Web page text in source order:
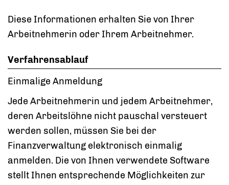
Diese Informationen erhalten Sie von Ihrer
Arbeitnehmerin oder Ihrem Arbeitnehmer.
Verfahrensablauf
Einmalige Anmeldung
Jede Arbeitnehmerin und jedem Arbeitnehmer,
deren Arbeitslöhne nicht pauschal versteuert
werden sollen, müssen Sie bei der
Finanzverwaltung elektronisch einmalig
anmelden. Die von Ihnen verwendete Software
stellt Ihnen entsprechende Möglichkeiten zur